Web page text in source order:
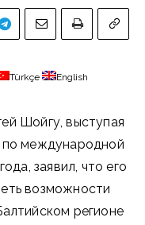
Türkçe English
Шойгу, выступая
по международной
заявил, что его
возможности
регионе